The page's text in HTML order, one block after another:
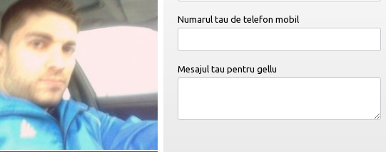
Numarul tau de telefon mobil
Mesajul tau pentru gellu